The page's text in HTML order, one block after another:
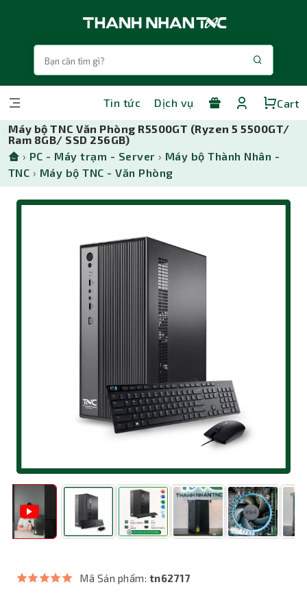
Tin tức Dịch vụ
Cart
Máy bộ TNC Văn Phòng R5500GT (Ryzen 5 5500GT/
Ram 8GB/ SSD 256GB)
› PC - Máy trạm - Server › Máy bộ Thành Nhân -
TNC › Máy bộ TNC - Văn Phòng
Mã Sản phẩm: tn62717